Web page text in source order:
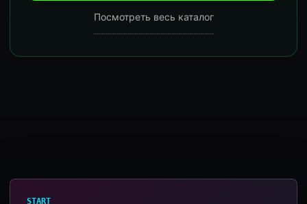
Посмотреть весь каталог
START